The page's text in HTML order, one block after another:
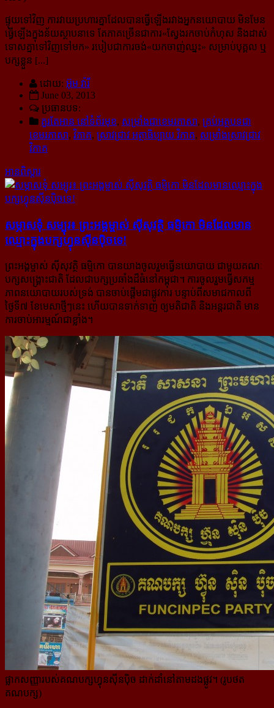
ផ្ទុយទៅវិញ ការវាយប្រហារគ្នាដែលបានធ្វើឡើងរវាងអ្នកនយោបាយ មិនមែន
ធ្វើឡើងក្នុងន័យស្ថាបនាទេ តែភាគច្រើន​ជា​ការ«ស្វែងរកចាប់កំហុស និងដាស់
ទោសគ្នាទៅវិញទៅមក» របៀបជាការចង់«យកចាញ់ឈ្នះ» សម្រាប់បុគ្គល ឬ
បក្សខ្លួន [...]
ដោយ: អ៊ុម វ៉ារី
June 03, 2013
ប្រធានបទ:
គួរតែអាន នៅទំព័រមុខ, សម្រាំងជាខេមរភាសា, គ្រប់អត្ថបទជា
ខេមរភាសា, វិភាគ, ស្រាវជ្រាវ អត្ថាធិប្បាយ វិភាគ, សម្រាំងស្រាវជ្រាវ
វិភាគ
អានពិស្ដារ
សម្ភាសទុំ សម្បុរ៖ ព្រះអង្គម្ចាស់ ស៊ីសុវត្ថិ ធម្មិកោ មិន​ដែល​មាន​
ឈ្មោះ​ក្នុង​បក្ស​ហ្វុនស៊ីនប៉ិច​ទេ!
ព្រះអង្គម្ចាស់ ស៊ីសុវត្ថិ ធម្មិកោ បានយាងចូលរួមធ្វើនយោបាយ ជាមួយគណៈ
បក្សសង្គ្រោះជាតិ ដែលជាបក្សប្រឆាំង​ដ៏ធំ​នៅកម្ពុជា។ ការចូលរួមធ្វើសកម្ម
ភាពនយោបាយរបស់ទ្រង់ បានចាប់ផ្តើមជាផ្លូវការ បន្ទាប់ពីសមាជកាលពី
ថ្ងៃទី៧ ខែ​មេសាថ្មីៗនេះ ហើយបានទាក់ទាញ ឲ្យមតិជាតិ និងអន្តរជាតិ មាន
ការចាប់អារម្មណ៍ជាខ្លាំង។
ផ្លាកសញ្ញារបស់គណបក្សហ្វុនស៊ីនប៉ិច ដាក់ដាំនៅតាមដងផ្លូវ។ (រូបថត
គណបក្ស)